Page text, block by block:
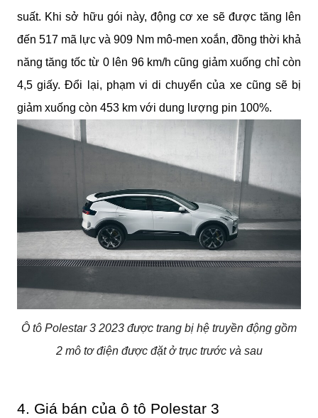
suất. Khi sở hữu gói này, động cơ xe sẽ được tăng lên
đến 517 mã lực và 909 Nm mô-men xoắn, đồng thời khả
năng tăng tốc từ 0 lên 96 km/h cũng giảm xuống chỉ còn
4,5 giấy. Đổi lại, phạm vi di chuyển của xe cũng sẽ bị
giảm xuống còn 453 km với dung lượng pin 100%.
Ô tô Polestar 3 2023 được trang bị hệ truyền động gồm
2 mô tơ điện được đặt ở trục trước và sau
4. Giá bán của ô tô Polestar 3